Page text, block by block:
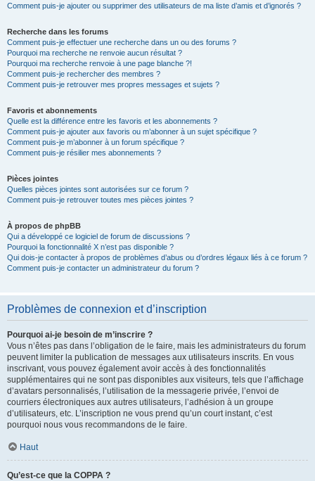
Comment puis-je ajouter ou supprimer des utilisateurs de ma liste d’amis et d’ignorés ?
Recherche dans les forums
Comment puis-je effectuer une recherche dans un ou des forums ?
Pourquoi ma recherche ne renvoie aucun résultat ?
Pourquoi ma recherche renvoie à une page blanche ?!
Comment puis-je rechercher des membres ?
Comment puis-je retrouver mes propres messages et sujets ?
Favoris et abonnements
Quelle est la différence entre les favoris et les abonnements ?
Comment puis-je ajouter aux favoris ou m’abonner à un sujet spécifique ?
Comment puis-je m’abonner à un forum spécifique ?
Comment puis-je résilier mes abonnements ?
Pièces jointes
Quelles pièces jointes sont autorisées sur ce forum ?
Comment puis-je retrouver toutes mes pièces jointes ?
À propos de phpBB
Qui a développé ce logiciel de forum de discussions ?
Pourquoi la fonctionnalité X n’est pas disponible ?
Qui dois-je contacter à propos de problèmes d’abus ou d’ordres légaux liés à ce forum ?
Comment puis-je contacter un administrateur du forum ?
Problèmes de connexion et d’inscription
Pourquoi ai-je besoin de m’inscrire ?
Vous n’êtes pas dans l’obligation de le faire, mais les administrateurs du forum
peuvent limiter la publication de messages aux utilisateurs inscrits. En vous
inscrivant, vous pouvez également avoir accès à des fonctionnalités
supplémentaires qui ne sont pas disponibles aux visiteurs, tels que l’affichage
d’avatars personnalisés, l’utilisation de la messagerie privée, l’envoi de
courriers électroniques aux autres utilisateurs, l’adhésion à un groupe
d’utilisateurs, etc. L’inscription ne vous prend qu’un court instant, c’est
pourquoi nous vous recommandons de le faire.
Haut
Qu’est-ce que la COPPA ?